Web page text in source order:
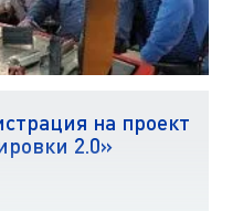
на проект
2.0»